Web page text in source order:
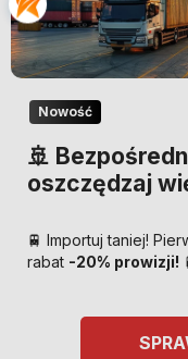
Nowość
🚢
oszczędzaj
🚆 Importuj taniej!
rabat -20% prowizji!